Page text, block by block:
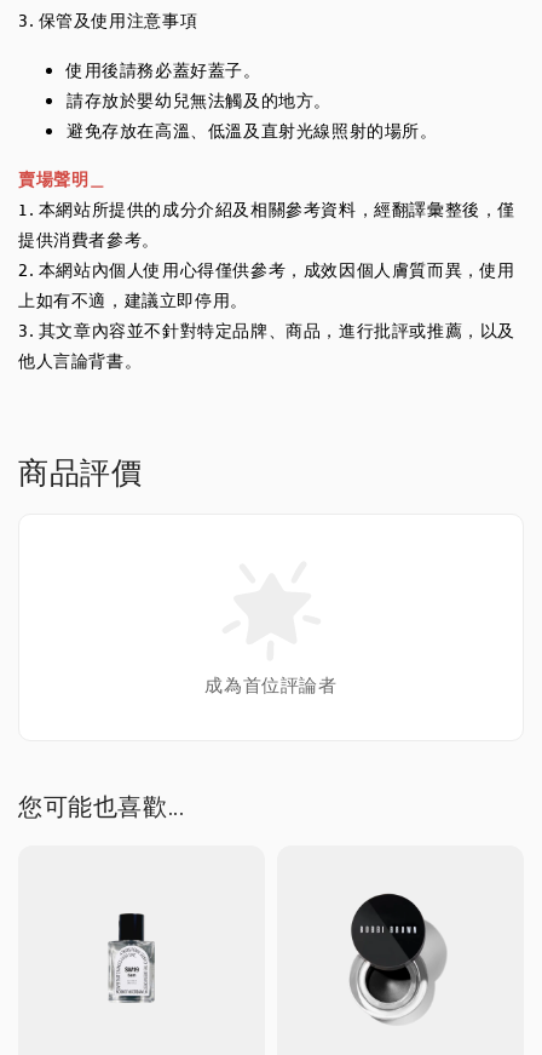
3. 保管及使用注意事項
使用後請務必蓋好蓋子。
請存放於嬰幼兒無法觸及的地方。
避免存放在高溫、低溫及直射光線照射的場所。
賣場聲明＿
1. 本網站所提供的成分介紹及相關參考資料，經翻譯彙整後，僅
提供消費者參考。
2. 本網站內個人使用心得僅供參考，成效因個人膚質而異，使用
上如有不適，建議立即停用。
3. 其文章內容並不針對特定品牌、商品，進行批評或推薦，以及
他人言論背書。
商品評價
成為首位評論者
您可能也喜歡...